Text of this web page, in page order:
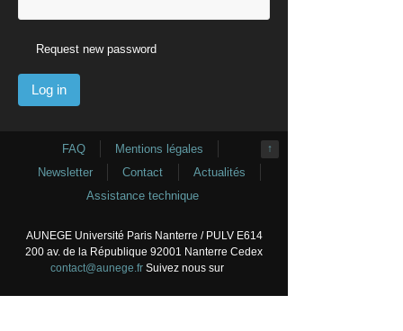
Request new password
↑
FAQ
Mentions légales
Newsletter
Contact
Actualités
Assistance technique
AUNEGE Université Paris Nanterre / PULV E614
200 av. de la République 92001 Nanterre Cedex
contact@aunege.frSuivez nous sur